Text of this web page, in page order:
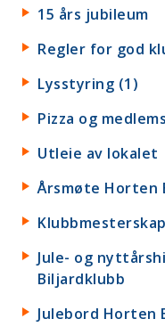
15 års jubileum
Regler for god
Lysstyring (1)
Pizza og
Utleie av lokalet
Årsmøte Horten
Jule- og
Biljardklubb
Julebord Horten